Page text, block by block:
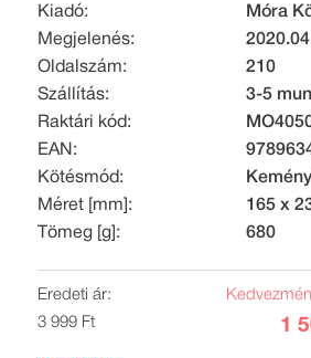
Kiadó:
Móra
Megjelenés:
Oldalszám:
210
Szállítás:
3-5
Raktári kód:
EAN:
Kötésmód:
Méret [mm]:
165 x
Tömeg [g]:
680
Eredeti ár:
3 999 Ft
1